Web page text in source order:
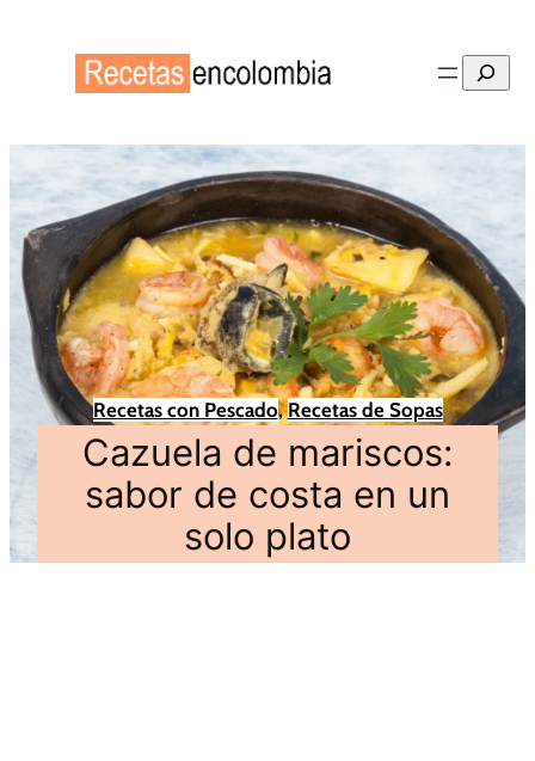
Buscar
Recetas con Pescado, Recetas de Sopas
Cazuela de mariscos:
sabor de costa en un
solo plato